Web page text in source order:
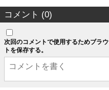
コメント (0)
次回のコメントで使用するためブラ
トを保存する。